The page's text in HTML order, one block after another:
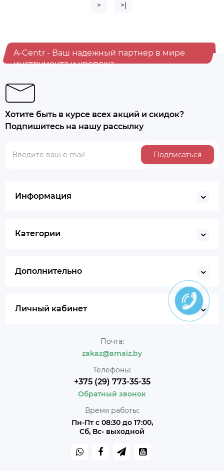
> >|
A-Centr - Ваш надежный партнер в мире
инструмента и крепежа
Хотите быть в курсе всех акций и скидок?
Подпишитесь на нашу рассылку
Подписаться
Информация
Категории
Дополнительно
Личный кабинет
Почта:
zakaz@amaiz.by
Телефоны:
+375 (29) 773-35-35
Обратный звонок
Время работы:
Пн-Пт с 08:30 до 17:00,
Сб, Вс- выходной